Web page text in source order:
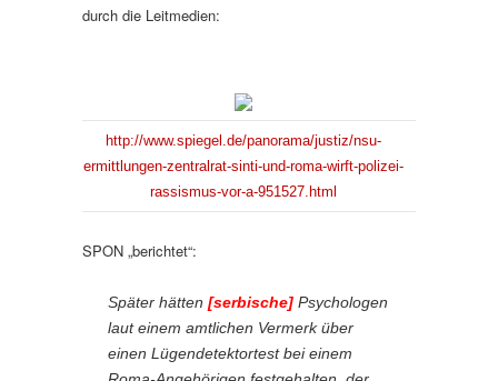
durch die Leitmedien:
http://www.spiegel.de/panorama/justiz/nsu-
ermittlungen-zentralrat-sinti-und-roma-wirft-polizei-
rassismus-vor-a-951527.html
SPON „berichtet“:
Später hätten [serbische] Psychologen
laut einem amtlichen Vermerk über
einen Lügendetektortest bei einem